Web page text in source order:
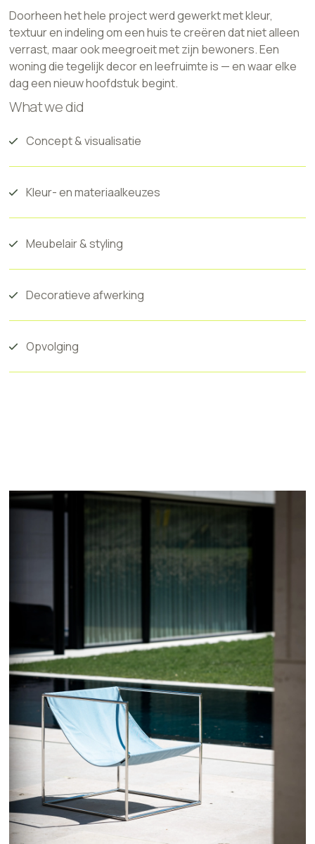
Doorheen het hele project werd gewerkt met kleur,
textuur en indeling om een huis te creëren dat niet alleen
verrast, maar ook meegroeit met zijn bewoners. Een
woning die tegelijk decor en leefruimte is — en waar elke
dag een nieuw hoofdstuk begint.
What we did
Concept & visualisatie
Kleur- en materiaalkeuzes
Meubelair & styling
Decoratieve afwerking
Opvolging